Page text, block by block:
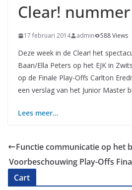
Clear!
17 februari 2014 admin 588 Views
Deze week in de Clear! het
Baan/Ella Peters op het EJK in
op de Finale Play-Offs Carlton
een verslag van het Junior Master
Lees meer…
Functie communicatie op het
Voorbeschouwing Play-Offs
Cart